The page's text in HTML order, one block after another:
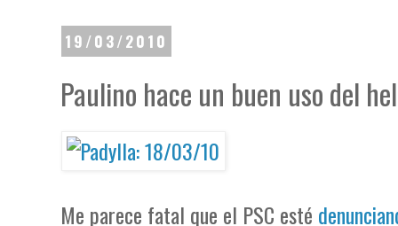
19/03/2010
Paulino hace un buen uso del
Me parece fatal que el PSC esté